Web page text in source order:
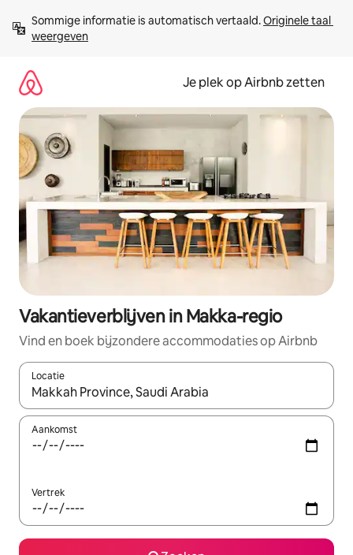
direct
naar
Sommige informatie is automatisch vertaald. Originele taal
weergeven
Je plek op Airbnb zetten
Vakantieverblijven in Makka-regio
Vind en boek bijzondere accommodaties op Airbnb
Locatie
Wanneer er resultaten beschikbaar zijn, maak je een keuze
Aankomst
Vertrek